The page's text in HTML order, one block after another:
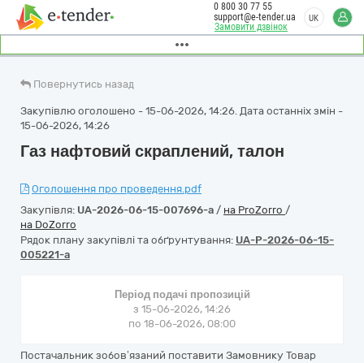
Замовити дзвінок
0 800 30 77 55
support@e-tender.ua
UK
Повернутись назад
Закупівлю оголошено - 15-06-2026, 14:26. Дата останніх змін -
15-06-2026, 14:26
Газ нафтовий скраплений, талон
Оголошення про проведення.pdf
Закупівля: UA-2026-06-15-007696-a / на ProZorro /
на DoZorro
Рядок плану закупівлі та обґрунтування: UA-P-2026-06-15-
005221-a
Період подачі пропозицій
з 15-06-2026, 14:26
по 18-06-2026, 08:00
Постачальник зобов’язаний поставити Замовнику Товар